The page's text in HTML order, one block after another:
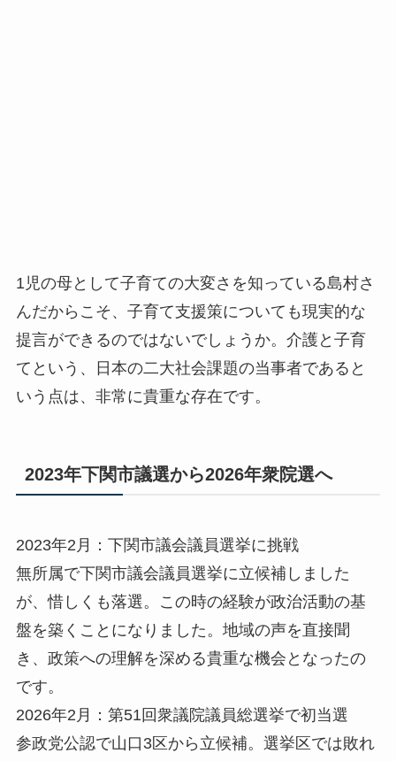
1児の母として子育ての大変さを知っている島村さ
んだからこそ、子育て支援策についても現実的な
提言ができるのではないでしょうか。介護と子育
てという、日本の二大社会課題の当事者であると
いう点は、非常に貴重な存在です。
2023年下関市議選から2026年衆院選へ
2023年2月：下関市議会議員選挙に挑戦
無所属で下関市議会議員選挙に立候補しました
が、惜しくも落選。この時の経験が政治活動の基
盤を築くことになりました。地域の声を直接聞
き、政策への理解を深める貴重な機会となったの
です。
2026年2月：第51回衆議院議員総選挙で初当選
参政党公認で山口3区から立候補。選挙区では敗れ